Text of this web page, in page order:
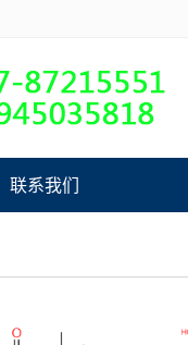
联系我们